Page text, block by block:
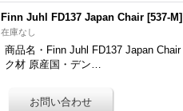
Finn Juhl FD137 Japan Chair [537-M]
在庫なし
商品名・Finn Juhl FD137 Japan
ク材 原産国・デン…